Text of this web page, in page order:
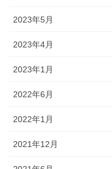
2023年5月
2023年4月
2023年1月
2022年6月
2022年1月
2021年12月